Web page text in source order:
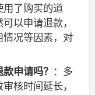
用了购买的道
以申请退款，
情况等因素，对
申请吗？ ：多
核时间延长，